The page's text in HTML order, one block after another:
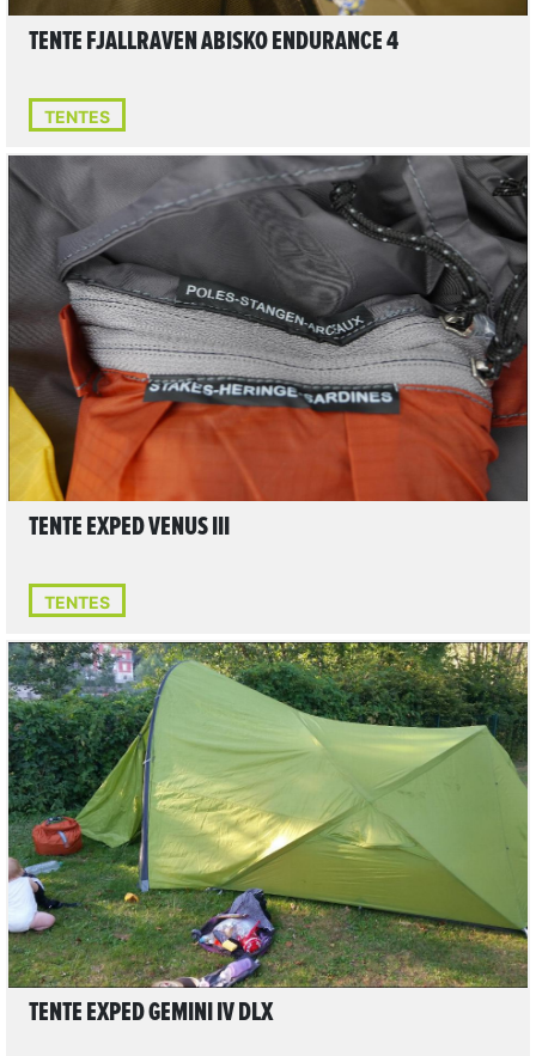
TENTE FJALLRAVEN ABISKO ENDURANCE 4
TENTES
LIRE L'ARTICLE
TENTE EXPED VENUS III
TENTES
LIRE L'ARTICLE
TENTE EXPED GEMINI IV DLX